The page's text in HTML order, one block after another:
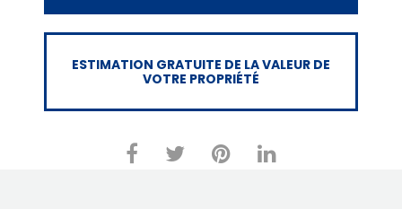
ESTIMATION GRATUITE DE LA VALEUR DE
VOTRE PROPRIÉTÉ